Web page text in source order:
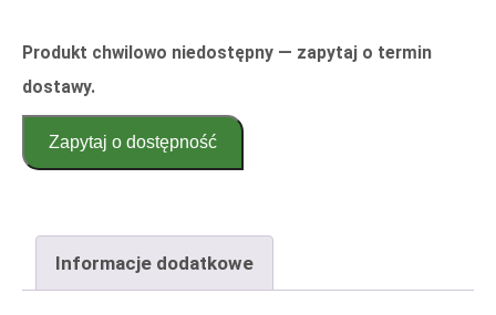
Produkt chwilowo niedostępny — zapytaj o termin
dostawy.
Zapytaj o dostępność
Informacje dodatkowe